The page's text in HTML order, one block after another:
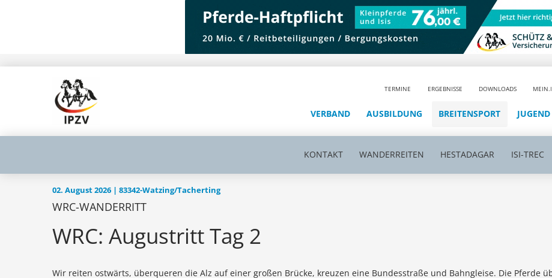
TERMINE ERGEBNISSE DOWNLOADS
VERBAND AUSBILDUNG BREITENSPORT JUGEND
KONTAKT WANDERREITEN HESTADAGAR ISI-TREC
02. August 2026 | 83342-Watzing/Tacherting
WRC-WANDERRITT
WRC: Augustritt Tag 2
Wir reiten ostwärts, überqueren die Alz auf einer großen Brücke, kreuzen eine Bundesstraße und Bahngleise. Die Pferde